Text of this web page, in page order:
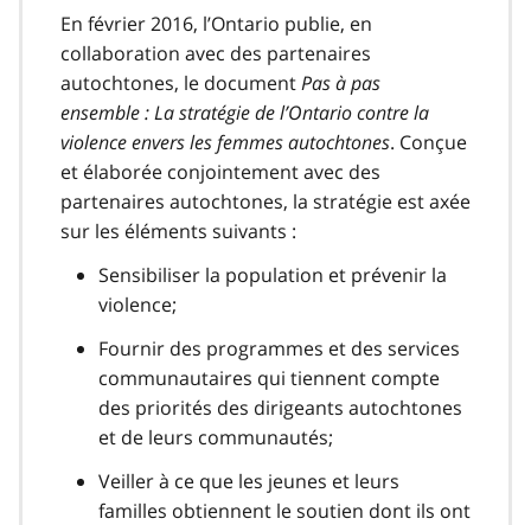
En février 2016, l’Ontario publie, en
collaboration avec des partenaires
autochtones, le documentPas à pas
ensemble : La stratégie de l’Ontario contre la
violence envers les femmes autochtones. Conçue
et élaborée conjointement avec des
partenaires autochtones, la stratégie est axée
sur les éléments suivants :
Sensibiliser la population et prévenir la
violence;
Fournir des programmes et des services
communautaires qui tiennent compte
des priorités des dirigeants autochtones
et de leurs communautés;
Veiller à ce que les jeunes et leurs
familles obtiennent le soutien dont ils ont